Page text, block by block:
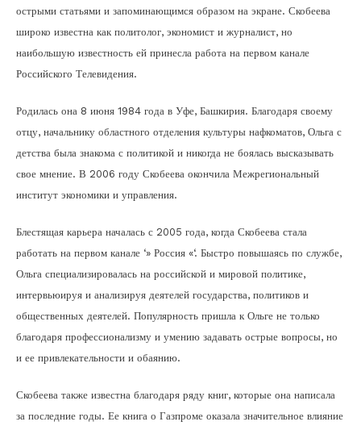
острыми статьями и запоминающимся образом на экране. Скобеева
широко известна как политолог, экономист и журналист, но
наибольшую известность ей принесла работа на первом канале
Российского Телевидения.
Родилась она 8 июня 1984 года в Уфе, Башкирия. Благодаря своему
отцу, начальнику областного отделения культуры нафкоматов, Ольга с
детства была знакома с политикой и никогда не боялась высказывать
свое мнение. В 2006 году Скобеева окончила Межрегиональный
институт экономики и управления.
Блестящая карьера началась с 2005 года, когда Скобеева стала
работать на первом канале ‘» Россия «‘. Быстро повышаясь по службе,
Ольга специализировалась на российской и мировой политике,
интервьюируя и анализируя деятелей государства, политиков и
общественных деятелей. Популярность пришла к Ольге не только
благодаря профессионализму и умению задавать острые вопросы, но
и ее привлекательности и обаянию.
Скобеева также известна благодаря ряду книг, которые она написала
за последние годы. Ее книга о Газпроме оказала значительное влияние